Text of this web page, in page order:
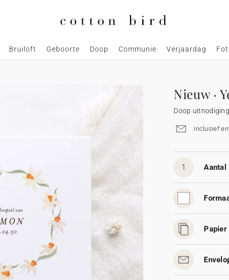
Bruiloft Geboorte Doop Communie Verjaardag
Nieuw ·
Doop uitnodiging
inclusief
1 Aantal
Papier